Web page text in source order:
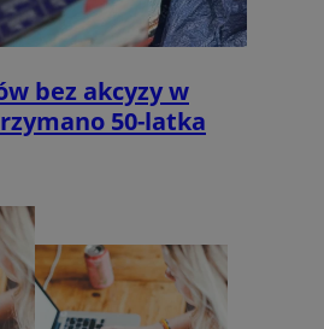
bez akcyzy w
50-latka